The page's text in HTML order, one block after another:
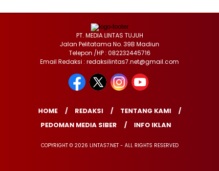
PT. MEDIA LINTAS TUJUH
Jalan Pelitatama No. 39B Madiun
Telepon /HP : 082232445716
Email Redaksi : redaksilintas7.net@gmail.com
HOME REDAKSI
TENTANG KAMI
PEDOMAN MEDIA SIBER
INFO IKLAN
COPYRIGHT © 2026 LINTAS7.NET - ALL RIGHTS RESERVED